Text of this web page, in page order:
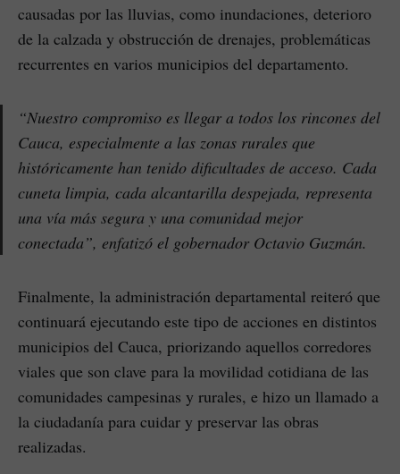
causadas por las lluvias, como inundaciones, deterioro
de la calzada y obstrucción de drenajes, problemáticas
recurrentes en varios municipios del departamento.
“Nuestro compromiso es llegar a todos los rincones del
Cauca, especialmente a las zonas rurales que
históricamente han tenido dificultades de acceso. Cada
cuneta limpia, cada alcantarilla despejada, representa
una vía más segura y una comunidad mejor
conectada”, enfatizó el gobernador Octavio Guzmán.
Finalmente, la administración departamental reiteró que
continuará ejecutando este tipo de acciones en distintos
municipios del Cauca, priorizando aquellos corredores
viales que son clave para la movilidad cotidiana de las
comunidades campesinas y rurales, e hizo un llamado a
la ciudadanía para cuidar y preservar las obras
realizadas.